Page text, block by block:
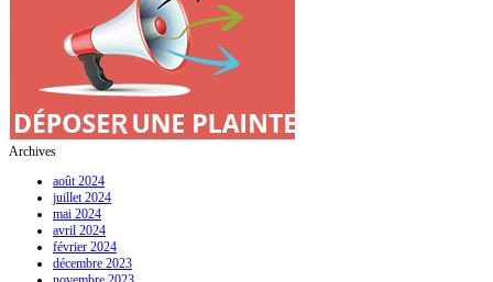
Archives
août 2024
juillet 2024
mai 2024
avril 2024
février 2024
décembre 2023